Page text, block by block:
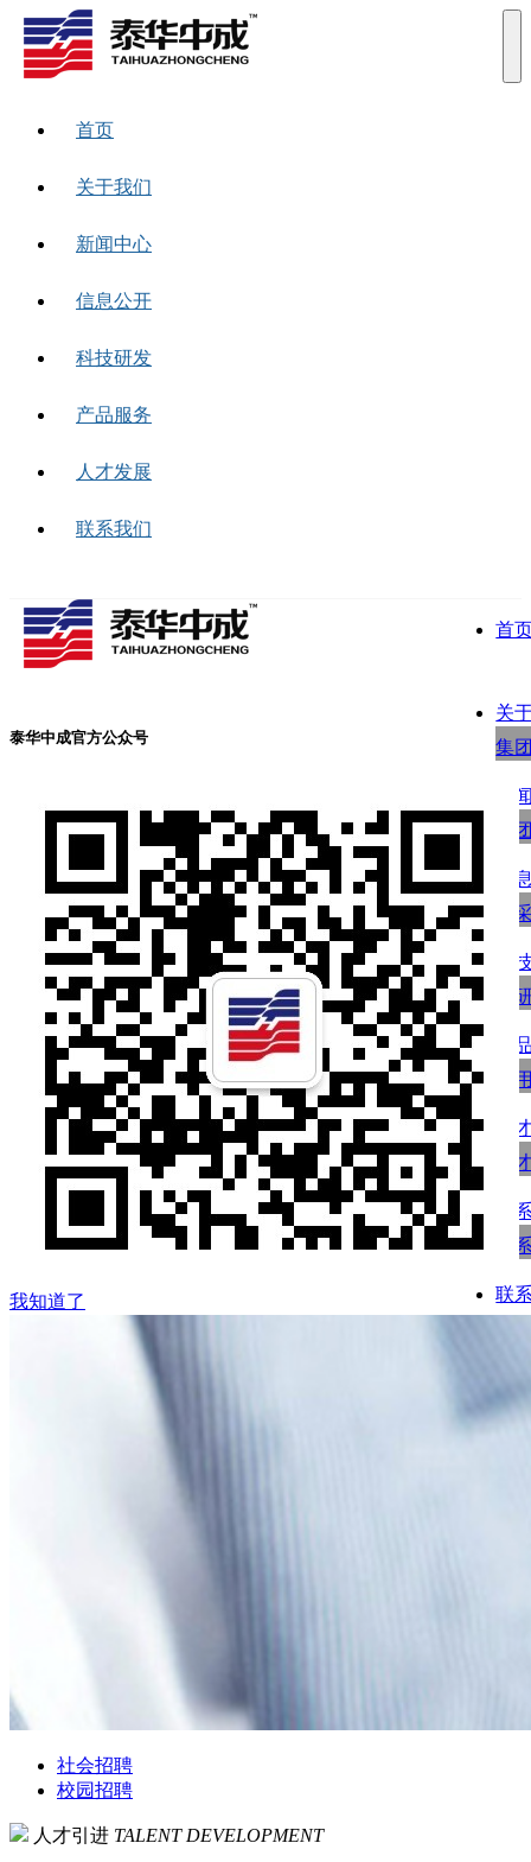
首页
关于我们
新闻中心
信息公开
科技研发
产品服务
人才发展
联系我们
首
关
集
新
集
信
招
科
科
产
民
人
人
联
联
联
泰华中成官方公众号
我知道了
社会招聘
校园招聘
人才引进 TALENT DEVELOPMENT